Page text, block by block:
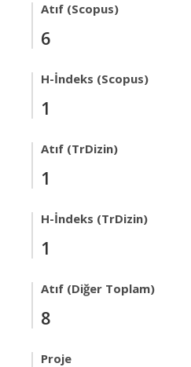
Atıf (Scopus)
6
H-İndeks (Scopus)
1
Atıf (TrDizin)
1
H-İndeks (TrDizin)
1
Atıf (Diğer Toplam)
8
Proje